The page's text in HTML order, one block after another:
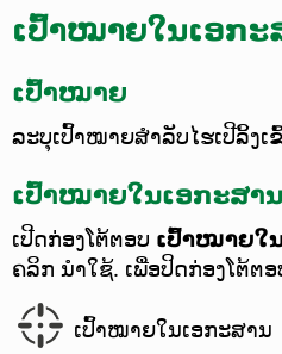
ເປົ້າໝາຍໃນເອກະ
ເປົ້າໝາຍ
ລະບຸເປົ້າໝາຍສຳລັບໄຮເປີລິ້ງເ
ເປົ້າໝາຍໃນເອກະສານ
ເປີດກ່ອງໂຕ້ຕອບ ເປົ້າໝາຍໃ
ຄລິກ ນຳໃຊ້. ເພື່ອປິດກ່ອງໂຕ້ຕ
ເປົ້າໝາຍໃນເອກະສານ